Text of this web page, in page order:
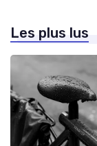
Les plus lus